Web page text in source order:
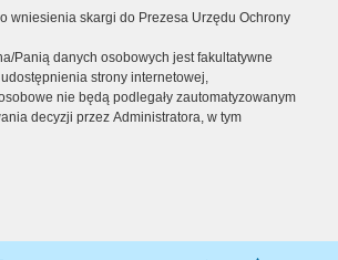
wniesienia skargi do Prezesa Urzędu Ochrony
Panią danych osobowych jest fakultatywne
strony internetowej,
nie będą podlegały zautomatyzowanym
decyzji przez Administratora, w tym